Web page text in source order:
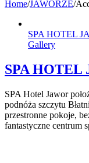
Home/JAWORZE/
SPA HOTEL
Gallery
SPA
SPA Hotel Jawor
podnóża szczytu
przestronne pokoje,
fantastyczne centrum